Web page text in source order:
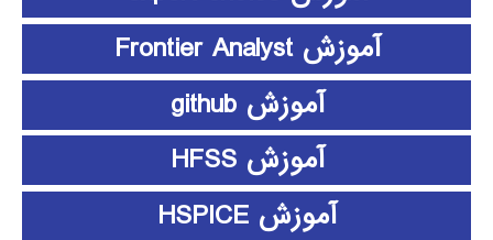
آموزش Frontier Analyst
آموزش github
آموزش HFSS
آموزش HSPICE